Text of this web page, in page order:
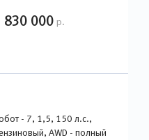
Робот - 7, 1,5, 150 л.с.,
Пробег: 84 001 км